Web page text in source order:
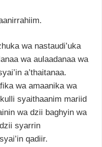
wa nastaudi’uka
wa aulaadanaa wa
a’thaitanaa.
wa amaanika wa
syaithaanim mariid
wa dzii baghyin wa
syarrin
qadiir.